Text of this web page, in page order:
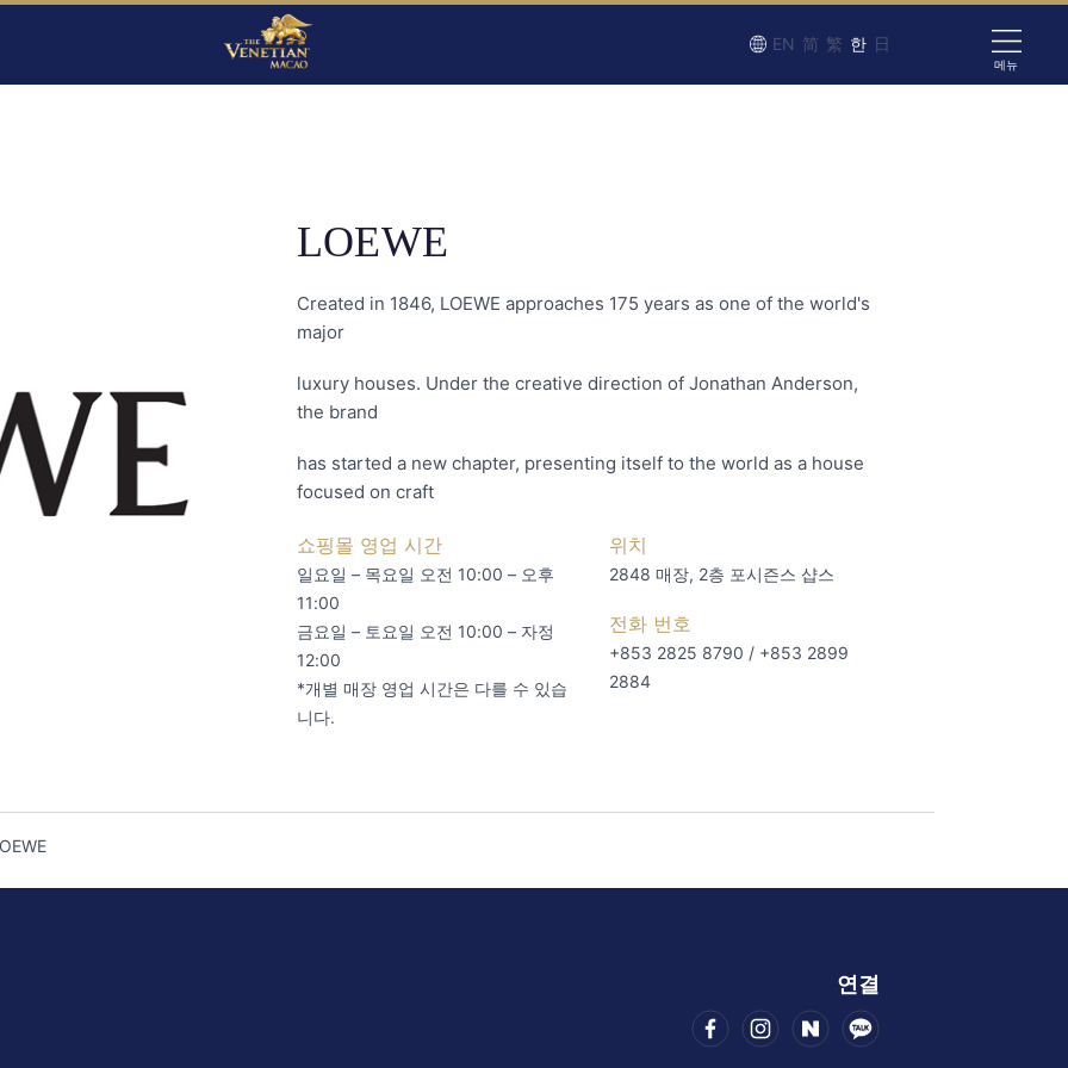
EN 简 繁 한 日
메뉴
LOEWE
Created in 1846, LOEWE approaches 175 years as one of the world's
major
luxury houses. Under the creative direction of Jonathan Anderson,
the brand
has started a new chapter, presenting itself to the world as a house
focused on craft
쇼핑몰 영업 시간
일요일 – 목요일 오전 10:00 – 오후
11:00
금요일 – 토요일 오전 10:00 – 자정
12:00
*개별 매장 영업 시간은 다를 수 있습
니다.
위치
2848 매장, 2층 포시즌스 샵스
전화 번호
+853 2825 8790 / +853 2899
2884
연결